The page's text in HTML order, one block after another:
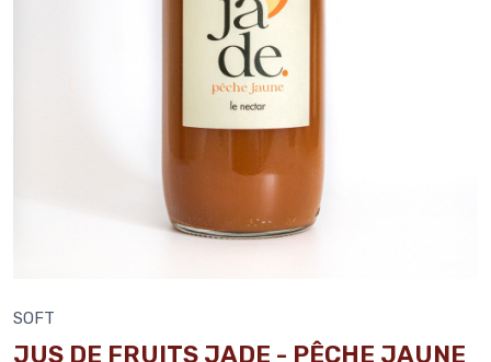
SOFT
JUS DE FRUITS JADE - PÊCHE JAUNE